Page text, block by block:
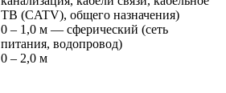
ТВ (CATV), общего назначения)
0 – 1,0 м — сферический (сеть
питания, водопровод)
0 – 2,0 м